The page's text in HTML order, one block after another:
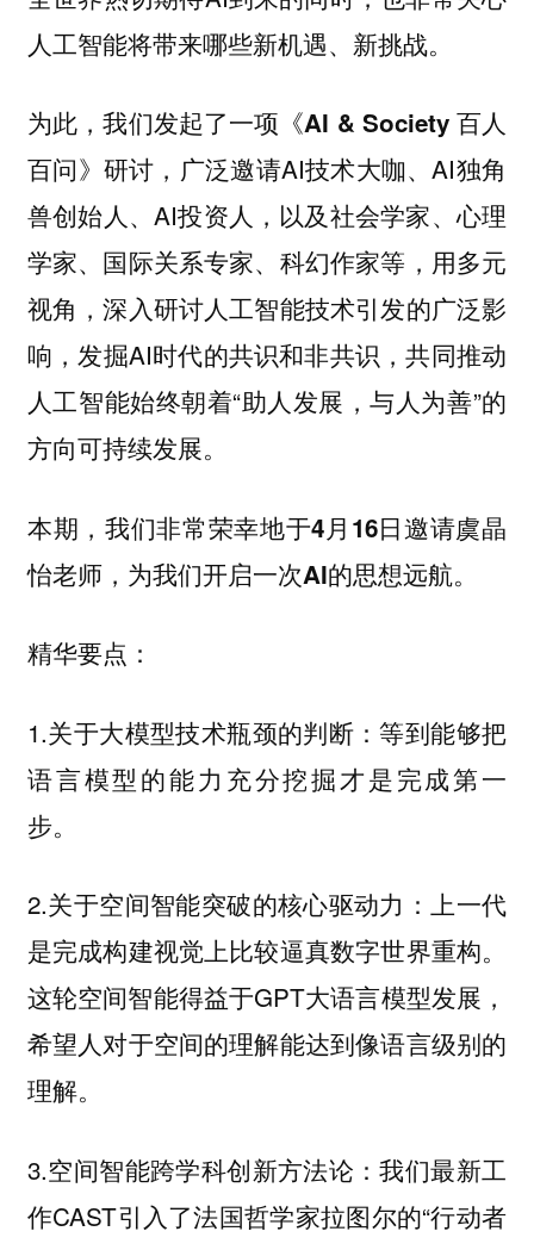
人工智能将带来哪些新机遇、新挑战。
为此，我们发起了一项 《AI & Society 百人
百问》 研讨，广泛邀请AI技术大咖、AI独角
兽创始人、AI投资人，以及社会学家、心理
学家、国际关系专家、科幻作家等，用多元
视角，深入研讨人工智能技术引发的广泛影
响，发掘AI时代的共识和非共识，共同推动
人工智能始终朝着“助人发展，与人为善”的
方向可持续发展。
本期，我们非常荣幸地于4月16日邀请虞晶
怡老师，为我们开启一次AI的思想远航。
精华要点：
1.关于大模型技术瓶颈的判断：等到能够把
语言模型的能力充分挖掘才是完成第一
步。
2.关于空间智能突破的核心驱动力：上一代
是完成构建视觉上比较逼真数字世界重构。
这轮空间智能得益于GPT大语言模型发展，
希望人对于空间的理解能达到像语言级别的
理解。
3.空间智能跨学科创新方法论：我们最新工
作CAST引入了法国哲学家拉图尔的“行动者